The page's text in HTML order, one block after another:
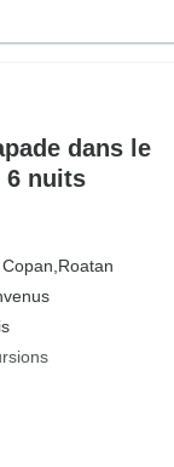
dans le
6 nuits
Roatan